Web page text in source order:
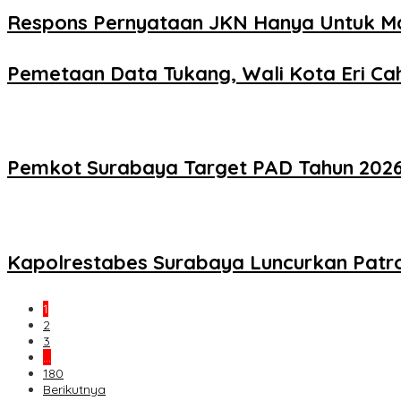
Respons Pernyataan JKN Hanya Untuk
Pemetaan Data Tukang, Wali Kota Eri
Pemkot Surabaya Target PAD Tahun
Kapolrestabes Surabaya Luncurkan
1
2
3
…
180
Berikutnya